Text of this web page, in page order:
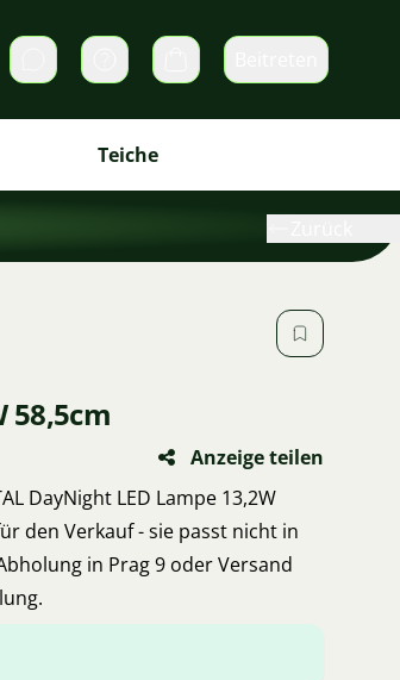
DirektnachrichtenWarenkorb
Teiche
58,5cm
Anzeige teilen
DayNight LED Lampe 13,2W
den Verkauf - sie passt nicht in
in Prag 9 oder Versand